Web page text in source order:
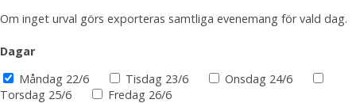
Om inget urval görs exporteras samtliga evenemang för vald dag.
Dagar
Måndag 22/6
Tisdag 23/6
Onsdag 24/6
Torsdag 25/6
Fredag 26/6